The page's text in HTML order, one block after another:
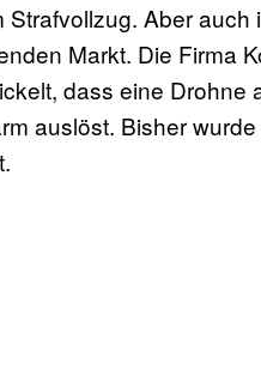
Strafvollzug. Aber
Markt. Die Firma
dass eine
auslöst. Bisher